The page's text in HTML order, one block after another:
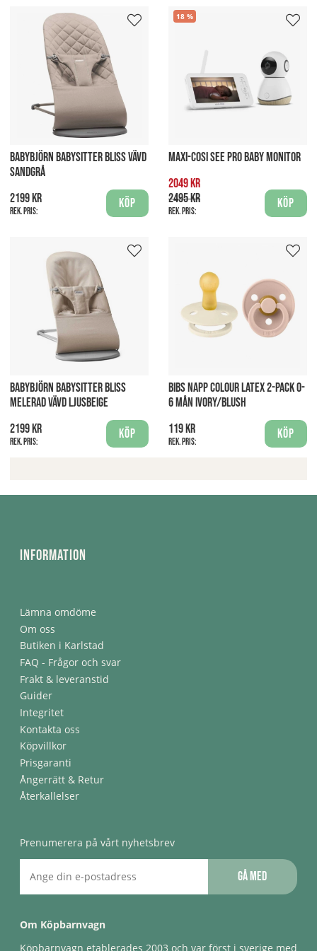
BABYBJÖRN BABYSITTER BLISS VÄVD
SANDGRÅ
2199 kr
Rek. pris:
Köp
18
MAXI-COSI SEE PRO BABY MONITOR
2049 kr
2495 kr
Rek. pris:
Köp
BABYBJÖRN BABYSITTER BLISS
MELERAD VÄVD LJUSBEIGE
2199 kr
Rek. pris:
Köp
BIBS NAPP COLOUR LATEX 2-PACK 0-
6 MÅN IVORY/BLUSH
119 kr
Rek. pris:
Köp
Information
Lämna omdöme
Om oss
Butiken i Karlstad
FAQ - Frågor och svar
Frakt & leveranstid
Guider
Integritet
Kontakta oss
Köpvillkor
Prisgaranti
Ångerrätt & Retur
Återkallelser
Prenumerera på vårt nyhetsbrev
Gå med
Om Köpbarnvagn
Köpbarnvagn etablerades 2003 och var först i sverige med